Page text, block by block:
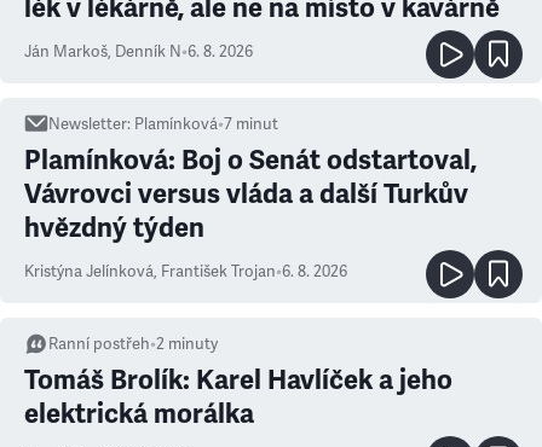
lék v lékárně, ale ne na místo v kavárně
Ján Markoš, Denník N•6. 8. 2026
Newsletter: Plamínková•7 minut
Plamínková: Boj o Senát odstartoval,
Vávrovci versus vláda a další Turkův
hvězdný týden
Kristýna Jelínková, František Trojan•6. 8. 2026
Ranní postřeh•2 minuty
Tomáš Brolík: Karel Havlíček a jeho
elektrická morálka